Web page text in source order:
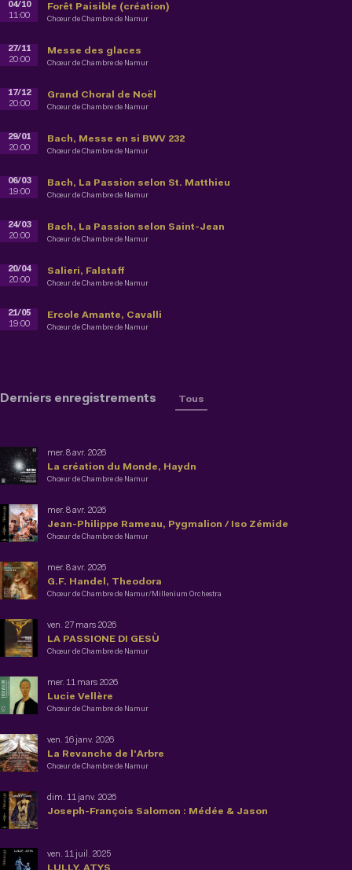
Forêt Paisible (création)
Chœur de Chambre de Namur
04/10
11:00
Messe des glaces
Chœur de Chambre de Namur
27/11
20:00
Grand Choral de Noël
Chœur de Chambre de Namur
17/12
20:00
Bach, Messe en si BWV 232
Chœur de Chambre de Namur
29/01
20:00
Bach, La Passion selon St. Matthieu
Chœur de Chambre de Namur
06/03
19:00
Bach, La Passion selon Saint-Jean
Chœur de Chambre de Namur
24/03
20:00
Salieri, Falstaff
Chœur de Chambre de Namur
20/04
20:00
Ercole Amante, Cavalli
Chœur de Chambre de Namur
21/05
19:00
Derniers enregistrements Tous
La création du Monde, Haydn
mer. 8 avr. 2026
Chœur de Chambre de Namur
Jean-Philippe Rameau, Pygmalion / Iso Zémide
mer. 8 avr. 2026
Chœur de Chambre de Namur
G.F. Handel, Theodora
mer. 8 avr. 2026
Chœur de Chambre de Namur/Millenium Orchestra
LA PASSIONE DI GESÙ
ven. 27 mars 2026
Chœur de Chambre de Namur
Lucie Vellère
mer. 11 mars 2026
Chœur de Chambre de Namur
La Revanche de l'Arbre
ven. 16 janv. 2026
Chœur de Chambre de Namur
Joseph-François Salomon : Médée & Jason
dim. 11 janv. 2026
ven. 11 juil. 2025